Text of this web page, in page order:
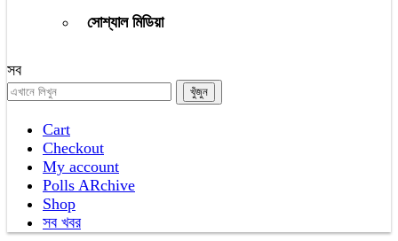
সোশ্যাল মিডিয়া
সব
Cart
Checkout
My account
Polls ARchive
Shop
সব খবর